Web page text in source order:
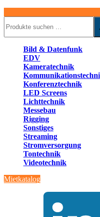
Bild & Datenfunk
EDV
Kameratechnik
Konferenztechnik
LED Screens
Lichttechnik
Messebau
Rigging
Sonstiges
Streaming
Stromversorgung
Tontechnik
Videotechnik
Mietkatalog